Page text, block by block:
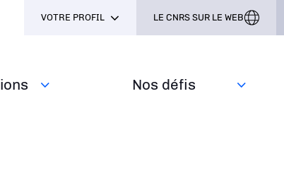
Nos défis‎
VOTRE PROFIL LE CNRS SUR LE WEB